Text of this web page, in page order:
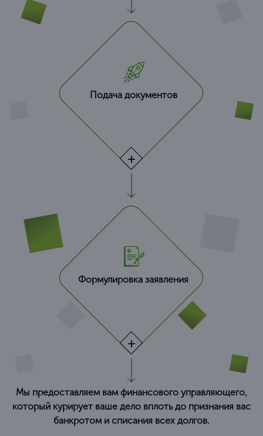
Подача документов
Формулировка заявления
Мы предоставляем вам финансового управляющего,
который курирует ваше дело вплоть до признания вас
банкротом и списания всех долгов.